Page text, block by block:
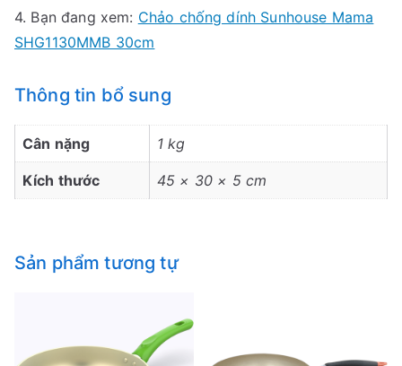
4. Bạn đang xem: Chảo chống dính Sunhouse Mama
SHG1130MMB 30cm
Thông tin bổ sung
Cân nặng 1 kg
Kích thước 45 × 30 × 5 cm
Sản phẩm tương tự